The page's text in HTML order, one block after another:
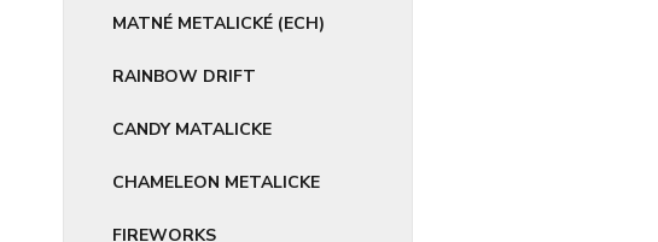
MATNÉ METALICKÉ (ECH)
RAINBOW DRIFT
CANDY MATALICKE
CHAMELEON METALICKE
FIREWORKS